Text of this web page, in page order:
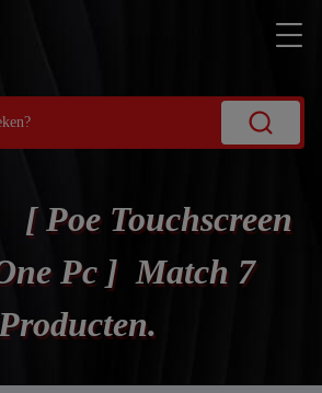
[ Poe Touchscreen
Pc ] Match 7
Producten.